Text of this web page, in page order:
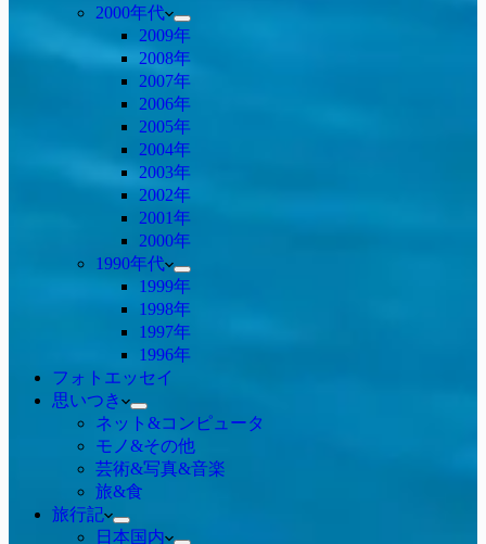
2000年代
2009年
2008年
2007年
2006年
2005年
2004年
2003年
2002年
2001年
2000年
1990年代
1999年
1998年
1997年
1996年
フォトエッセイ
思いつき
ネット&コンピュータ
モノ&その他
芸術&写真&音楽
旅&食
旅行記
日本国内